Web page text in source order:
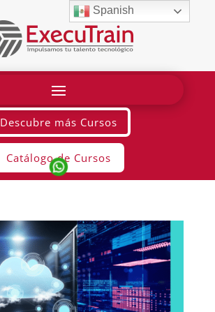
Descubre más Cursos
Catálogo de Cursos
Spanish